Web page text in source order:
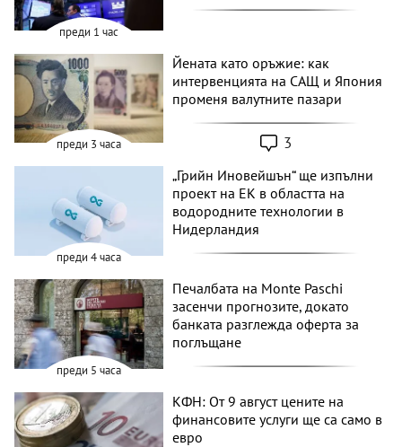
преди 1 час
преди 3 часа
Йената като оръжие: как
интервенцията на САЩ и Япония
променя валутните пазари
3
преди 4 часа
„Грийн Иновейшън“ ще изпълни
проект на ЕК в областта на
водородните технологии в
Нидерландия
преди 5 часа
Печалбата на Monte Paschi
засенчи прогнозите, докато
банката разглежда оферта за
поглъщане
КФН: От 9 август цените на
финансовите услуги ще са само в
евро